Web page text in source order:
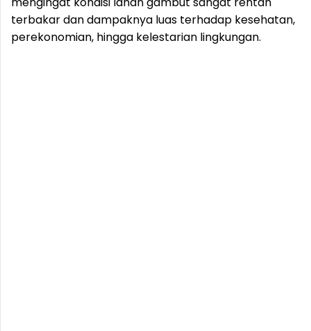
terbakar dan dampaknya luas terhadap kesehatan,
perekonomian, hingga kelestarian lingkungan.